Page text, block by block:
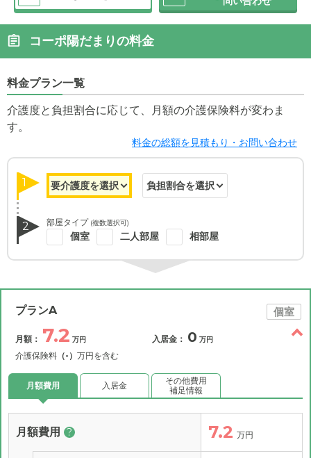
コーポ陽だまりの料金
料金プラン一覧
介護度と負担割合に応じて、月額の介護保険料が変わま
す。
料金の総額を見積もり・お問い合わせ
1
2 部屋タイプ (複数選択可)
個室 二人部屋 相部屋
プランA 個室
月額： 7.2 万円
介護保険料 （-） 万円を含む
入居金： 0 万円
月額費用 入居金
その他費用
補足情報
月額費用 ? 7.2 万円